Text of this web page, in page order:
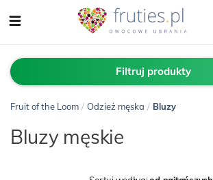
Filtruj produkty
Fruit of the Loom / Odzież męska / Bluzy
Bluzy męskie